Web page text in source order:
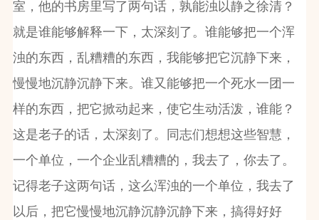
室，他的书房里写了两句话，孰能浊以静之徐清？
就是谁能够解释一下，太深刻了。谁能够把一个浑
浊的东西，乱糟糟的东西，我能够把它沉静下来，
慢慢地沉静沉静下来。谁又能够把一个死水一团一
样的东西，把它掀动起来，使它生动活泼，谁能？
这是老子的话，太深刻了。同志们想想这些智慧，
一个单位，一个企业乱糟糟的，我去了，你去了。
记得老子这两句话，这么浑浊的一个单位，我去了
以后，把它慢慢地沉静沉静沉静下来，搞得好好